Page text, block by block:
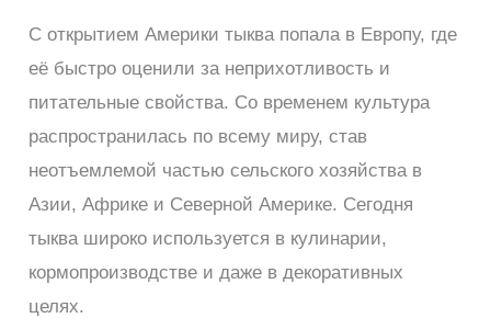
С открытием Америки тыква попала в Европу, где
её быстро оценили за неприхотливость и
питательные свойства. Со временем культура
распространилась по всему миру, став
неотъемлемой частью сельского хозяйства в
Азии, Африке и Северной Америке. Сегодня
тыква широко используется в кулинарии,
кормопроизводстве и даже в декоративных
целях.